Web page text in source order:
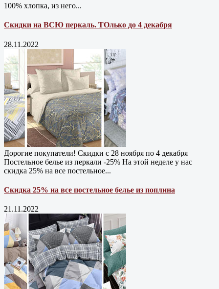
100% хлопка, из него...
Скидки на ВСЮ перкаль. ТОлько до 4 декабря
28.11.2022
Дорогие покупатели! Скидки с 28 ноября по 4 декабря
Постельное белье из перкали -25% На этой неделе у нас
скидка 25% на все постельное...
Скидка 25% на все постельное белье из поплина
21.11.2022